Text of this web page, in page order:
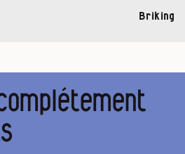
Briking